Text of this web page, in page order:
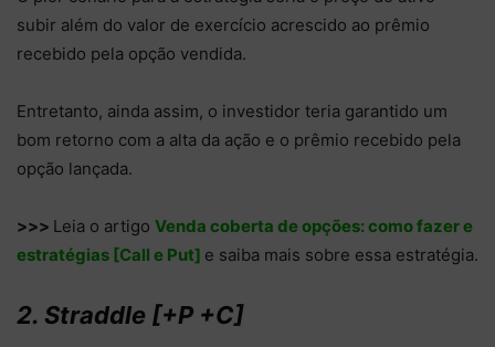
subir além do valor de exercício acrescido ao prêmio
recebido pela opção vendida.
Entretanto, ainda assim, o investidor teria garantido um
bom retorno com a alta da ação e o prêmio recebido pela
opção lançada.
>>> Leia o artigo Venda coberta de opções: como fazer e
estratégias [Call e Put] e saiba mais sobre essa estratégia.
2. Straddle [+P +C]